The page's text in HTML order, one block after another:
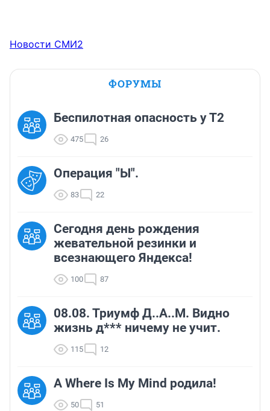
Новости СМИ2
ФОРУМЫ
Беспилотная опасность у Т2
475 26
Операция "Ы".
83 22
Сегодня день рождения
жевательной резинки и
всезнающего Яндекса!
100 87
08.08. Триумф Д..А..М. Видно
жизнь д*** ничему не учит.
115 12
А Where Is My Mind родила!
50 51